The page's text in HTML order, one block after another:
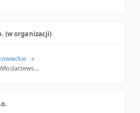
(w organizacji)
02-384 Warszawa, Włodarzewska 59c lok. 52, woj. Mazowieckie, pow. Warszawa, gm. Warszawa